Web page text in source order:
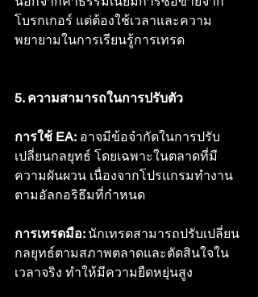
โบรกเกอร์ แต่ต้องใช้เวลาและความ
พยายามในการเรียนรู้การเทรด
5. ความสามารถในการปรับตัว
การใช้ EA: อาจมีข้อจำกัดในการปรับ
เปลี่ยนกลยุทธ์ โดยเฉพาะในตลาดที่มี
ความผันผวน เนื่องจากโปรแกรมทำงาน
ตามอัลกอริธึมที่กำหนด
การเทรดมือ: นักเทรดสามารถปรับเปลี่ยน
กลยุทธ์ตามสภาพตลาดและตัดสินใจใน
เวลาจริง ทำให้มีความยืดหยุ่นสูง